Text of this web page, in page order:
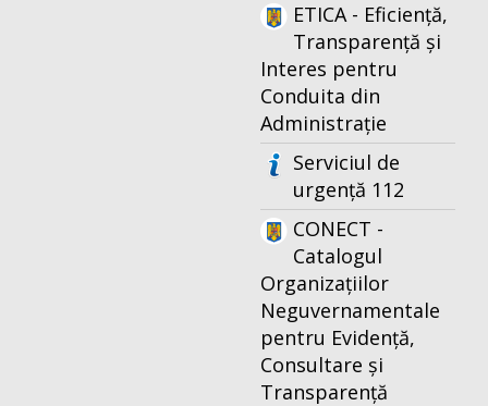
ETICA - Eficiență,
Transparență și
Interes pentru
Conduita din
Administrație
Serviciul de
urgență 112
CONECT -
Catalogul
Organizațiilor
Neguvernamentale
pentru Evidență,
Consultare și
Transparență